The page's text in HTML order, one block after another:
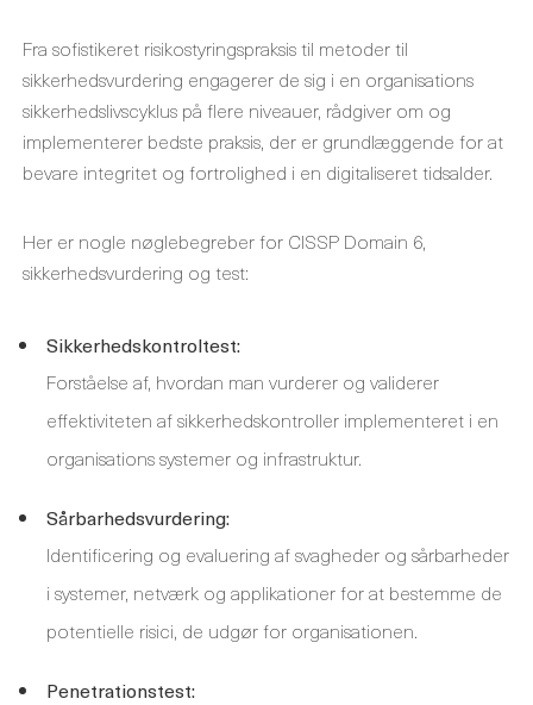
Fra sofistikeret risikostyringspraksis til metoder til
sikkerhedsvurdering engagerer de sig i en organisations
sikkerhedslivscyklus på flere niveauer, rådgiver om og
implementerer bedste praksis, der er grundlæggende for at
bevare integritet og fortrolighed i en digitaliseret tidsalder.
Her er nogle nøglebegreber for CISSP Domain 6,
sikkerhedsvurdering og test:
Sikkerhedskontroltest:
Forståelse af, hvordan man vurderer og validerer
effektiviteten af ​​sikkerhedskontroller implementeret i en
organisations systemer og infrastruktur.
Sårbarhedsvurdering:
Identificering og evaluering af svagheder og sårbarheder
i systemer, netværk og applikationer for at bestemme de
potentielle risici, de udgør for organisationen.
Penetrationstest: